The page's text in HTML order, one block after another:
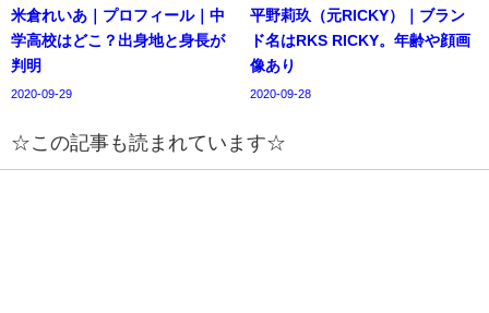
米倉れいあ｜プロフィール｜中
学高校はどこ？出身地と身長が
判明
2020-09-29
平野莉玖（元RICKY）｜ブラン
ド名はRKS RICKY。年齢や顔画
像あり
2020-09-28
☆この記事も読まれています☆